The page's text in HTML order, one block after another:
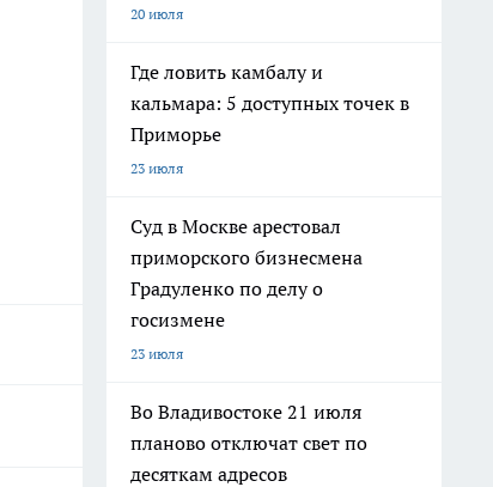
20 июля
Где ловить камбалу и
кальмара: 5 доступных точек в
Приморье
23 июля
Суд в Москве арестовал
приморского бизнесмена
Градуленко по делу о
госизмене
23 июля
Во Владивостоке 21 июля
планово отключат свет по
десяткам адресов